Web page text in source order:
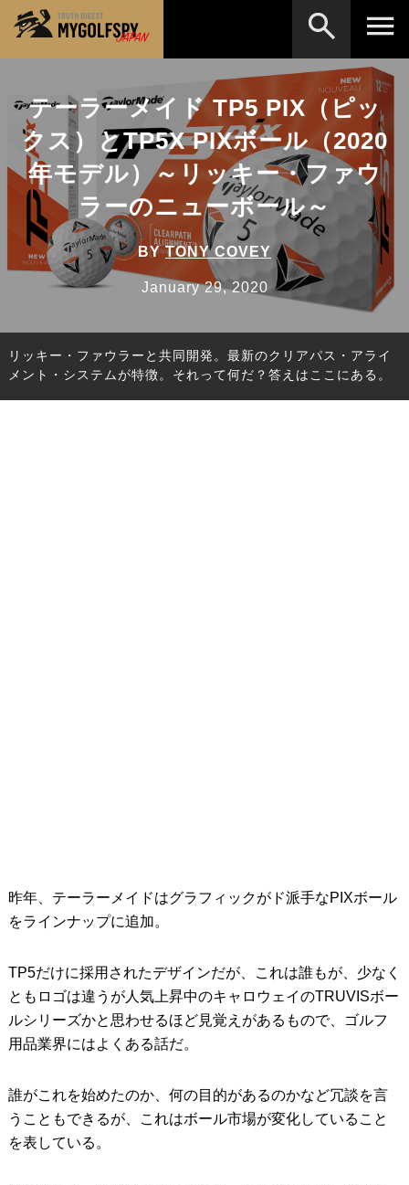
テーラーメイド TP5 PIX（ピッ
クス）とTP5X PIXボール（2020
年モデル）～リッキー・ファウ
ラーのニューボール～
BYTONY COVEY
January 29, 2020
リッキー・ファウラーと共同開発。最新のクリアパス・アライ
メント・システムが特徴。それって何だ？答えはここにある。
昨年、テーラーメイドはグラフィックがド派手なPIXボール
をラインナップに追加。
TP5だけに採用されたデザインだが、これは誰もが、少なく
ともロゴは違うが人気上昇中のキャロウェイのTRUVISボー
ルシリーズかと思わせるほど見覚えがあるもので、ゴルフ
用品業界にはよくある話だ。
誰がこれを始めたのか、何の目的があるのかなど冗談を言
うこともできるが、これはボール市場が変化していること
を表している。
MOST WANTED テストランキング
NEW RELEASES 新製品情報
HOW TO ゴルフ上達・実践テクニック
LAB テスト・データ検証
Golf News ゴルフニュース
REVIEWS 製品レビュー
FAIRWAY WOODS フェアウェイウッド
HYBRIDS ハイブリッド
※メーカー名やクラブ名など、検索したい事柄を入
力してください。
検索